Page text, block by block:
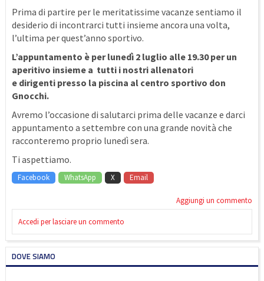
Prima di partire per le meritatissime vacanze sentiamo il
desiderio di incontrarci tutti insieme ancora una volta,
l’ultima per quest’anno sportivo.
L’appuntamento è per lunedì 2 luglio alle 19.30 per un
aperitivo insieme a tutti i nostri allenatori
e dirigenti presso la piscina al centro sportivo don
Gnocchi.
Avremo l’occasione di salutarci prima delle vacanze e darci
appuntamento a settembre con una grande novità che
racconteremo proprio lunedì sera.
Ti aspettiamo.
Facebook WhatsApp X Email
Aggiungi un commento
Accedi per lasciare un commento
DOVE SIAMO